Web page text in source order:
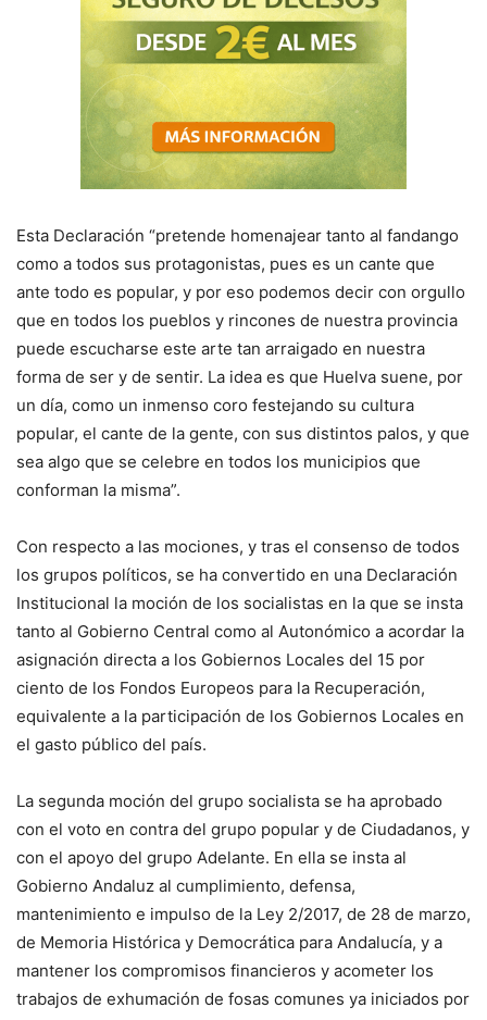
Esta Declaración “pretende homenajear tanto al fandango
como a todos sus protagonistas, pues es un cante que
ante todo es popular, y por eso podemos decir con orgullo
que en todos los pueblos y rincones de nuestra provincia
puede escucharse este arte tan arraigado en nuestra
forma de ser y de sentir. La idea es que Huelva suene, por
un día, como un inmenso coro festejando su cultura
popular, el cante de la gente, con sus distintos palos, y que
sea algo que se celebre en todos los municipios que
conforman la misma”.
Con respecto a las mociones, y tras el consenso de todos
los grupos políticos, se ha convertido en una Declaración
Institucional la moción de los socialistas en la que se insta
tanto al Gobierno Central como al Autonómico a acordar la
asignación directa a los Gobiernos Locales del 15 por
ciento de los Fondos Europeos para la Recuperación,
equivalente a la participación de los Gobiernos Locales en
el gasto público del país.
La segunda moción del grupo socialista se ha aprobado
con el voto en contra del grupo popular y de Ciudadanos, y
con el apoyo del grupo Adelante. En ella se insta al
Gobierno Andaluz al cumplimiento, defensa,
mantenimiento e impulso de la Ley 2/2017, de 28 de marzo,
de Memoria Histórica y Democrática para Andalucía, y a
mantener los compromisos financieros y acometer los
trabajos de exhumación de fosas comunes ya iniciados por